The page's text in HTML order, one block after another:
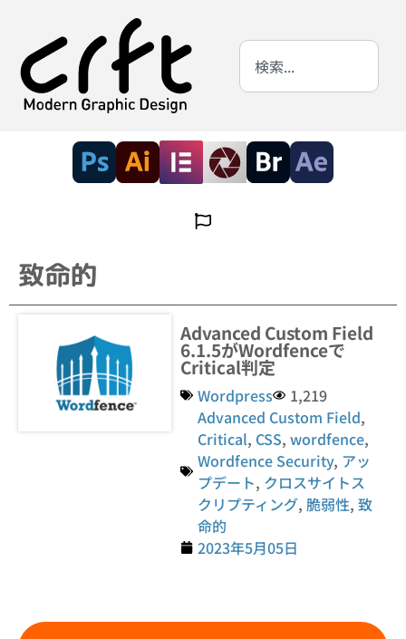
致命的
Advanced Custom Field
6.1.5がWordfenceで
Critical判定
Wordpress
1,219
Advanced Custom Field,
Critical, CSS,wordfence,
Wordfence Security, アッ
プデート, クロスサイトス
クリプティング,脆弱性,致
命的
2023年5月05日